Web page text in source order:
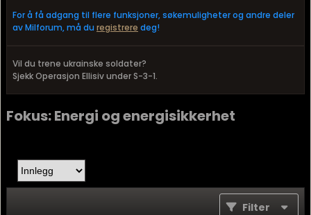
For å få adgang til flere funksjoner, søkemuligheter og andre deler
av Milforum, må du registrere deg!
Vil du trene ukrainske soldater?
Sjekk Operasjon Ellisiv under S-3-1.
Fokus: Energi og energisikkerhet
Filter